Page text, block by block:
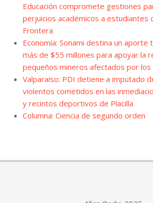
Educación compromete gestiones
perjuicios académicos a estudiantes
Frontera
Economía: Sonami destina un
más de $55 millones para apoyar la
pequeños mineros afectados por
Valparaíso: PDI detiene a imputado
violentos cometidos en las
y recintos deportivos de Placilla
Columna: Ciencia de segundo orden